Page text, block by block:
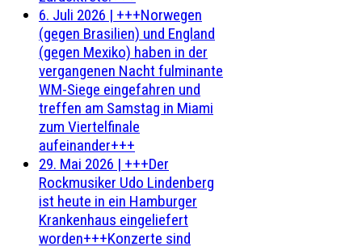
6. Juli 2026 | +++Norwegen
(gegen Brasilien) und England
(gegen Mexiko) haben in der
vergangenen Nacht fulminante
WM-Siege eingefahren und
treffen am Samstag in Miami
zum Viertelfinale
aufeinander+++
29. Mai 2026 | +++Der
Rockmusiker Udo Lindenberg
ist heute in ein Hamburger
Krankenhaus eingeliefert
worden+++Konzerte sind